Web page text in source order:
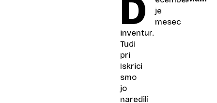
D
je
mesec
inventur.
Tudi
pri
Iskrici
smo
jo
naredili